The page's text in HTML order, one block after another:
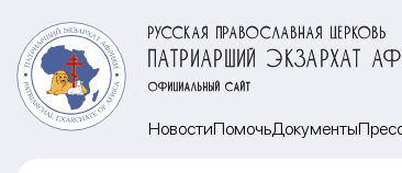
РУССКАЯ ПРАВОСЛАВНАЯ ЦЕРКОВЬ
ПАТРИАРШИЙ ЭКЗАРХАТ
ОФИЦИАЛЬНЫЙ САЙТ
НовостиПомочьДокументы